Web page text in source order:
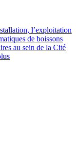
l’exploitation
de boissons
au sein de la Cité